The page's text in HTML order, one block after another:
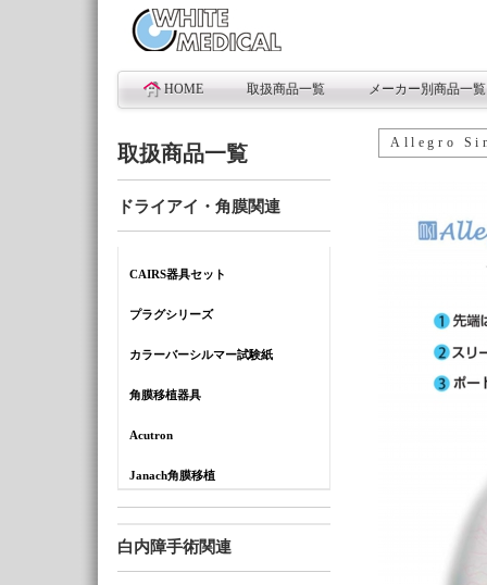
HOME 取扱商品一覧 メーカー別商品一覧
Allegro
取扱商品一覧
ドライアイ・ 角膜関連
CAIRS器具セット
プラグシリーズ
カラーバーシルマー試験紙
角膜移植器具
Acutron
Janach角膜移植
白内障手術関連